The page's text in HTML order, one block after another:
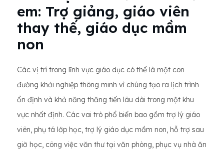
em: Trợ giảng, giáo viên
thay thế, giáo dục mầm
non
Các vị trí trong lĩnh vực giáo dục có thể là một con
đường khởi nghiệp thông minh vì chúng tạo ra lịch trình
ổn định và khả năng thăng tiến lâu dài trong một khu
vực nhất định. Các vai trò phổ biến bao gồm trợ lý giáo
viên, phụ tá lớp học, trợ lý giáo dục mầm non, hỗ trợ sau
giờ học, công việc văn thư tại văn phòng, phục vụ nhà ăn